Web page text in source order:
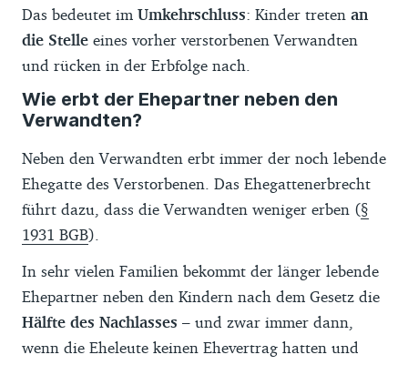
Das bedeutet im Umkehrschluss: Kinder treten an
die Stelle eines vorher verstorbenen Verwandten
und rücken in der Erbfolge nach.
Wie erbt der Ehepartner neben den
Verwandten?
Neben den Verwandten erbt immer der noch lebende
Ehegatte des Verstorbenen. Das Ehegattenerbrecht
führt dazu, dass die Verwandten weniger erben (§
1931 BGB).
In sehr vielen Familien bekommt der länger lebende
Ehepartner neben den Kindern nach dem Gesetz die
Hälfte des Nachlasses – und zwar immer dann,
wenn die Eheleute keinen Ehevertrag hatten und